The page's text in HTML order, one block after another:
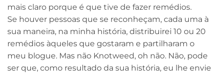
mais claro porque é que tive de fazer remédios.
Se houver pessoas que se reconheçam, cada uma à
sua maneira, na minha história, distribuirei 10 ou 20
remédios àqueles que gostaram e partilharam o
meu blogue. Mas não Knotweed, oh não. Não, pode
ser que, como resultado da sua história, eu lhe envie